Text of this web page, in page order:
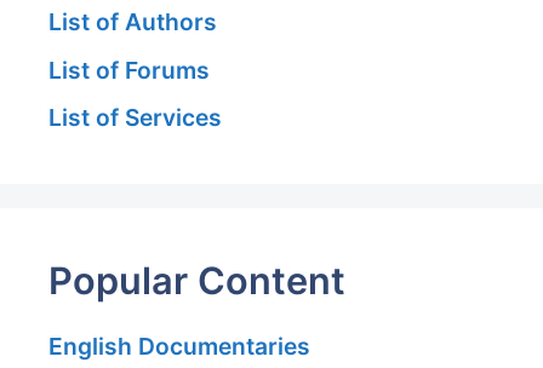
List of Authors
List of Forums
List of Services
Popular Content
English Documentaries